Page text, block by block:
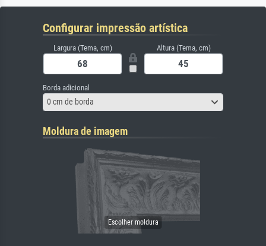
Configurar impressão artística
Largura (Tema, cm) Altura (Tema, cm)
Borda adicional
0 cm de borda
Moldura de imagem